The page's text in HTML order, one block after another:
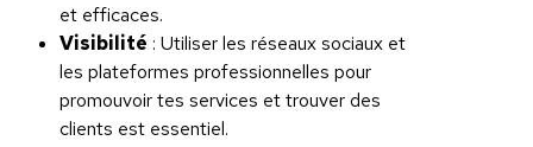
et efficaces.
Visibilité : Utiliser les réseaux sociaux et
les plateformes professionnelles pour
promouvoir tes services et trouver des
clients est essentiel.